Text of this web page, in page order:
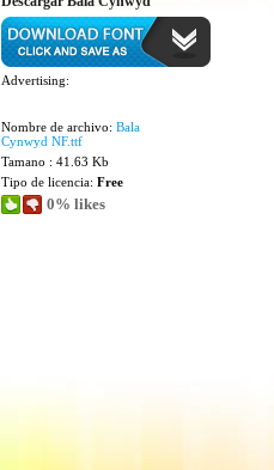
Advertising:
Nombre de archivo: Bala
Cynwyd NF.ttf
Tamano : 41.63 Kb
Tipo de licencia: Free
0% likes